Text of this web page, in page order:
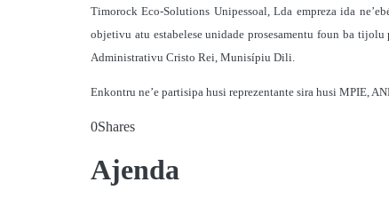
Timorock Eco-Solutions Unipessoal, Lda empreza ida
objetivu atu estabelese unidade prosesamentu foun ba
Administrativu Cristo Rei, Munisípiu Dili.
Enkontru ne’e partisipa husi reprezentante sira husi MPIE,
0Shares
Ajenda